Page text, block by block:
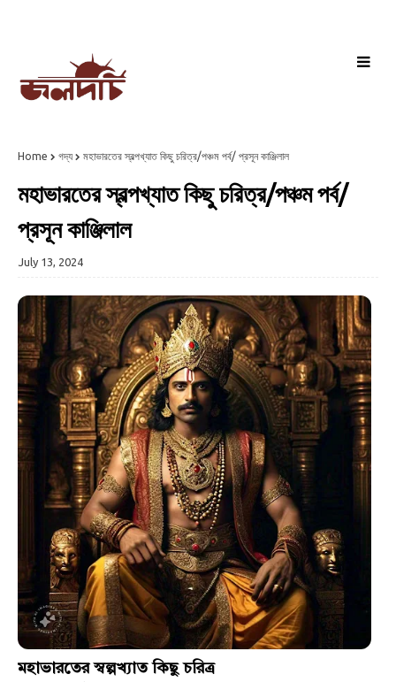
Home গদ্য মহাভারতের স্বল্পখ্যাত কিছু চরিত্র/পঞ্চম পর্ব/ প্রসূন কাঞ্জিলাল
মহাভারতের স্বল্পখ্যাত কিছু চরিত্র/পঞ্চম পর্ব/
প্রসূন কাঞ্জিলাল
July 13, 2024
মহাভারতের স্বল্পখ্যাত কিছু চরিত্র